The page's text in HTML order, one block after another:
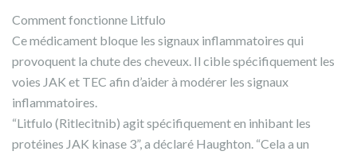
Comment fonctionne Litfulo
Ce médicament bloque les signaux inflammatoires qui
provoquent la chute des cheveux. Il cible spécifiquement les
voies JAK et TEC afin d’aider à modérer les signaux
inflammatoires.
“Litfulo (Ritlecitnib) agit spécifiquement en inhibant les
protéines JAK kinase 3”, a déclaré Haughton. “Cela a un